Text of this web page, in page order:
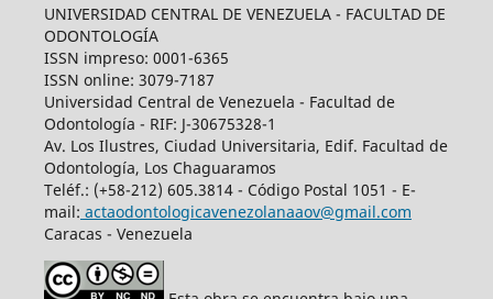
UNIVERSIDAD CENTRAL DE VENEZUELA - FACULTAD DE
ODONTOLOGÍA
ISSN impreso: 0001-6365
ISSN online: 3079-7187
Universidad Central de Venezuela - Facultad de
Odontología - RIF: J-30675328-1
Av. Los Ilustres, Ciudad Universitaria, Edif. Facultad de
Odontología, Los Chaguaramos
Teléf.: (+58-212) 605.3814 - Código Postal 1051 - E-
mail: actaodontologicavenezolanaaov@gmail.com
Caracas - Venezuela